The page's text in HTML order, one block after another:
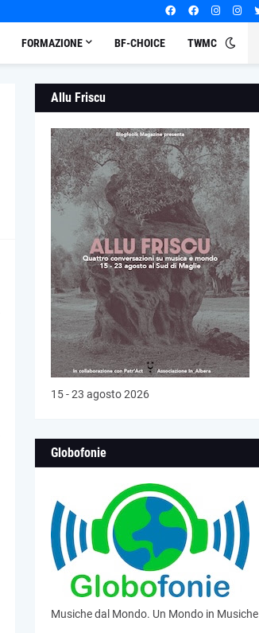
FORMAZIONE BF-CHOICE TWMC
Allu Friscu
15 - 23 agosto 2026
Globofonie
Musiche dal Mondo. Un Mondo in Musiche